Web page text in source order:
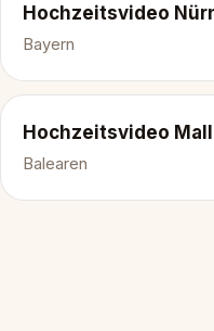
Hochzeitsvideo
Bayern
Hochzeitsvideo
Balearen